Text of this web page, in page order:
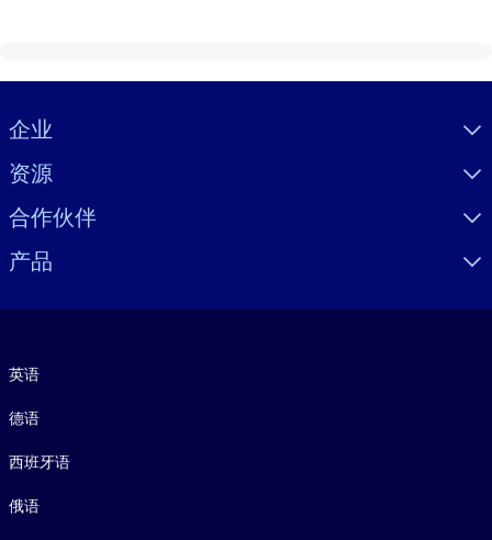
Visually hidden Text
企业
资源
合作伙伴
产品
英语
德语
西班牙语
俄语